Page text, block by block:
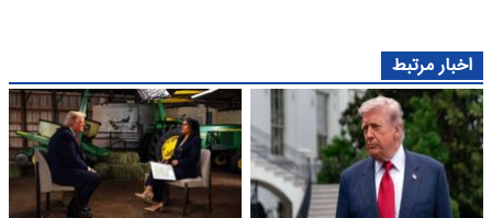
اخبار مرتبط